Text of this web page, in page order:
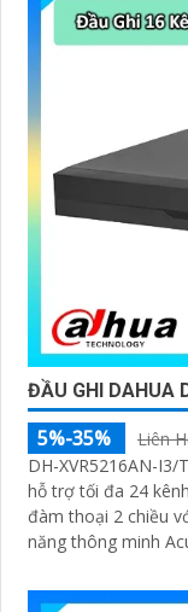
ĐẦU GHI DAHUA
5%-35%
Liên
DH-XVR5216AN-
hỗ trợ tối đa 24
đàm thoại 2 chiều
năng thông minh
động giả